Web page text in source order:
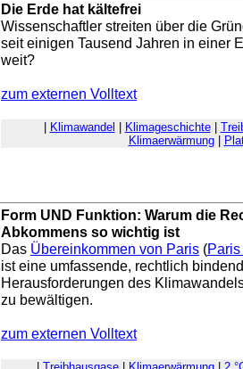
Die Erde hat kältefrei
Wissenschaftler streiten über die
seit einigen Tausend Jahren in einer
weit?
zum externen Volltext
Klimawandel Klimageschichte|
Klimaerwärmung|
Form UND Funktion: Warum die
Abkommens so wichtig ist
Das Übereinkommen von Paris (
ist eine umfassende, rechtlich
Herausforderungen des
zu bewältigen.
zum externen Volltext